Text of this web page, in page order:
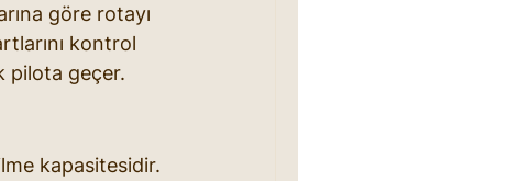
göre rotayı
kontrol
pilota geçer.
kapasitesidir.